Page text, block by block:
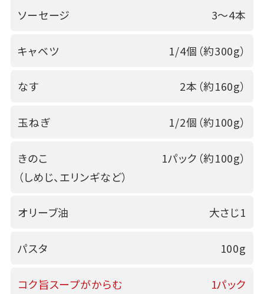
ソーセージ 3～4本
キャベツ 1/4個（約300g）
なす 2本（約160g）
玉ねぎ 1/2個（約100g）
きのこ
（しめじ、エリンギなど）
1パック（約100g）
オリーブ油 大さじ1
パスタ 100g
コク旨スープがからむ
1パック